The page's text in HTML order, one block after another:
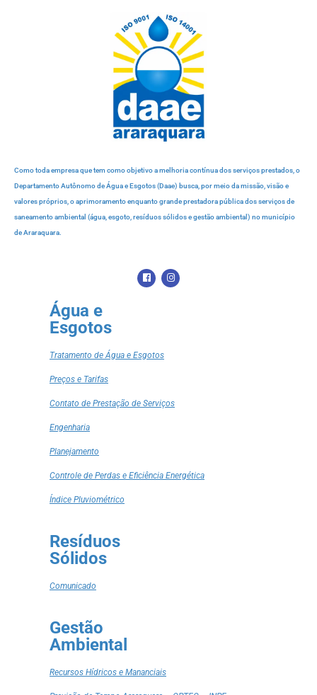
Como toda empresa que tem como objetivo a melhoria contínua dos serviços prestados, o
Departamento Autônomo de Água e Esgotos (Daae) busca, por meio da missão, visão e
valores próprios, o aprimoramento enquanto grande prestadora pública dos serviços de
saneamento ambiental (água, esgoto, resíduos sólidos e gestão ambiental) no município
de Araraquara.
Água e
Esgotos
Tratamento de Água e Esgotos
Preços e Tarifas
Contato de Prestação de Serviços
Engenharia
Planejamento
Controle de Perdas e Eficiência Energética
Índice Pluviométrico
Resíduos
Sólidos
Comunicado
Gestão
Ambiental
Recursos Hídricos e Mananciais